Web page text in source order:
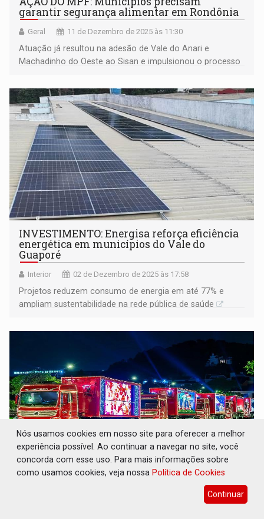
garantir segurança alimentar em Rondônia
Geral 11 de Dezembro de 2025 às 11:30
Atuação já resultou na adesão de Vale do Anari e
Machadinho do Oeste ao Sisan e impulsionou o processo
INVESTIMENTO: Energisa reforça eficiência
energética em municípios do Vale do
Guaporé
Interior 02 de Dezembro de 2025 às 17:58
Projetos reduzem consumo de energia em até 77% e
ampliam sustentabilidade na rede pública de saúde
NATAL SOBRE RODAS: Caravana de Natal da
Coca-Cola chega a Rondônia e passará por
Nós usamos cookies em nosso site para oferecer a melhor
experiência possível. Ao continuar a navegar no site, você
concorda com esse uso. Para mais informações sobre
como usamos cookies, veja nossa Política de Cookies
Continuar